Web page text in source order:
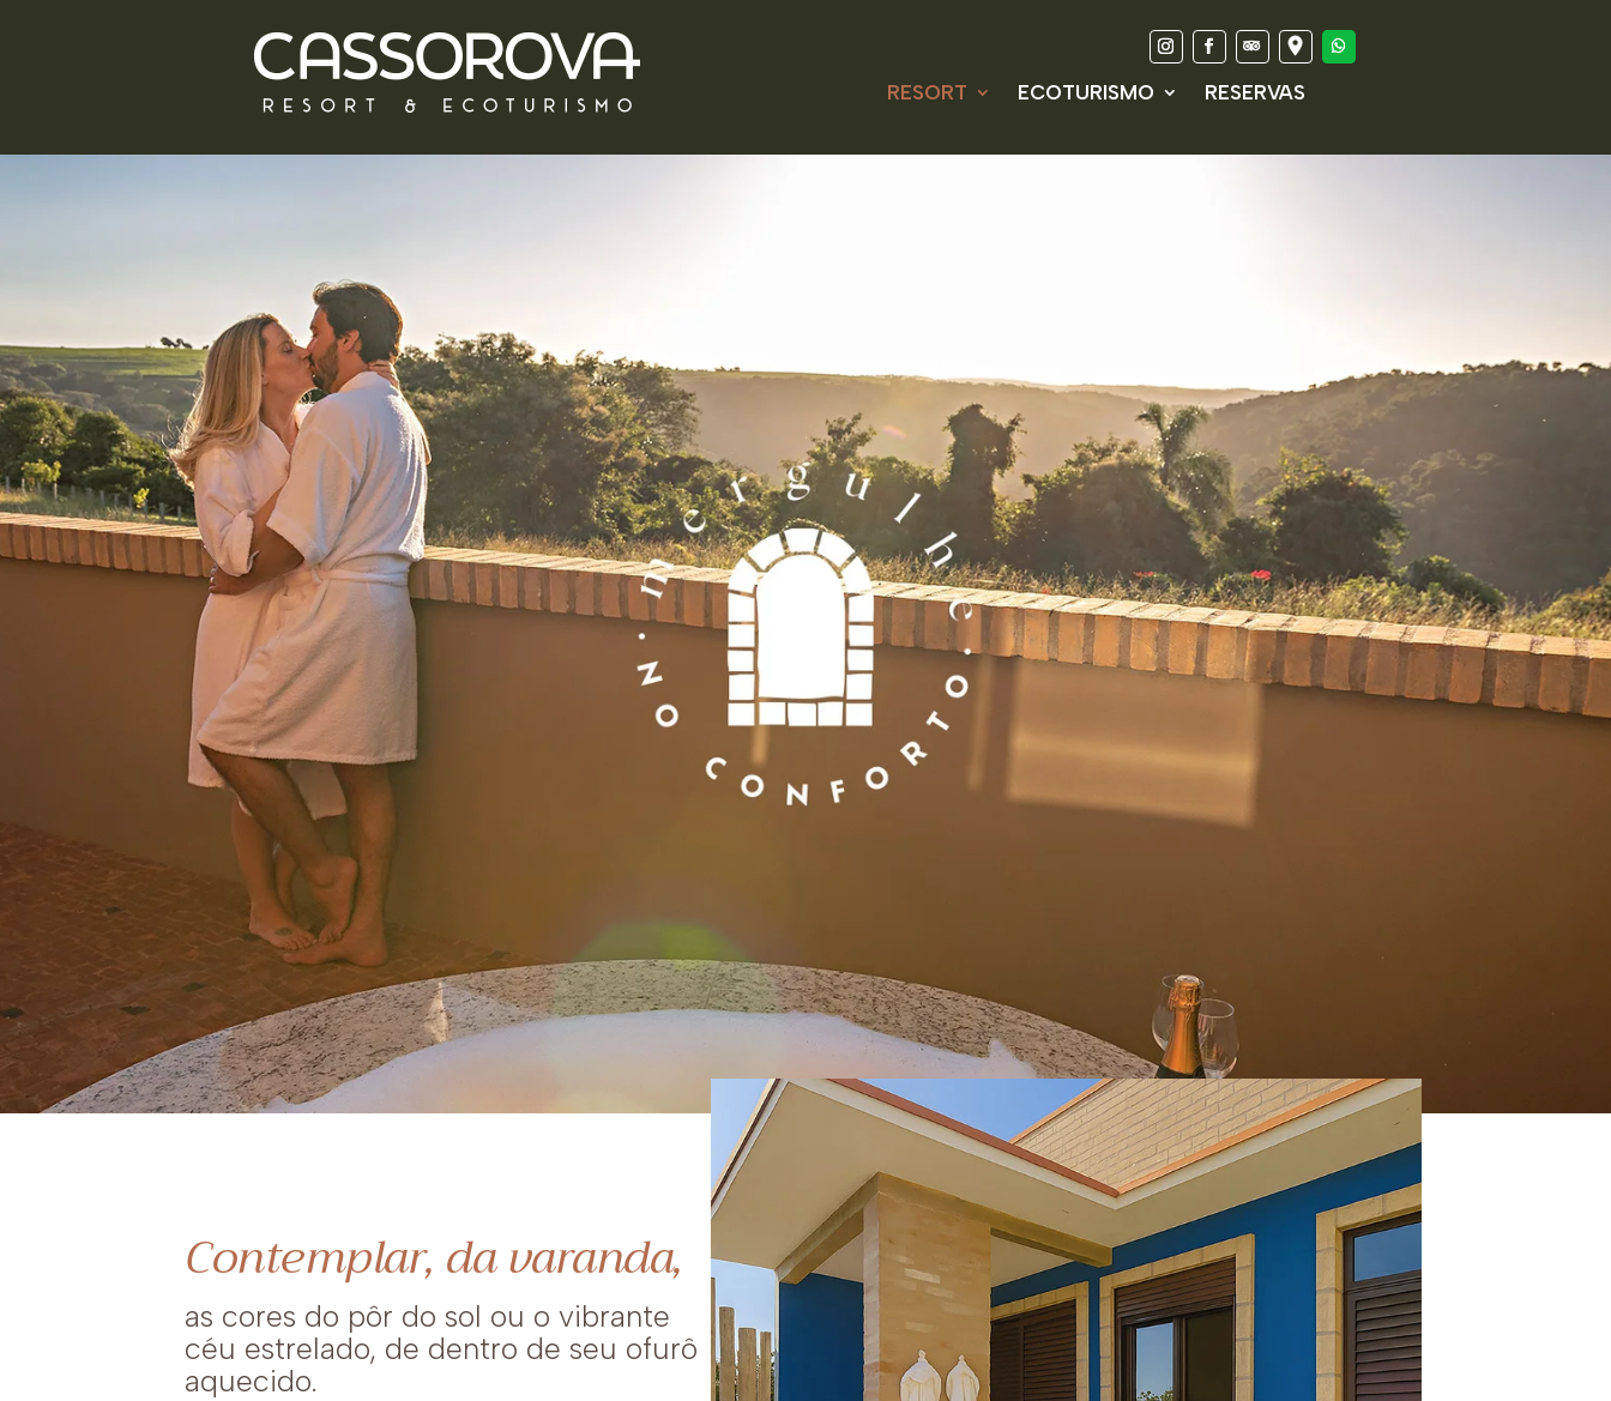
RESORT ECOTURISMO RESERVAS
Contemplar, da varanda,
as cores do pôr do sol ou o vibrante
céu estrelado, de dentro de seu ofurô
aquecido.